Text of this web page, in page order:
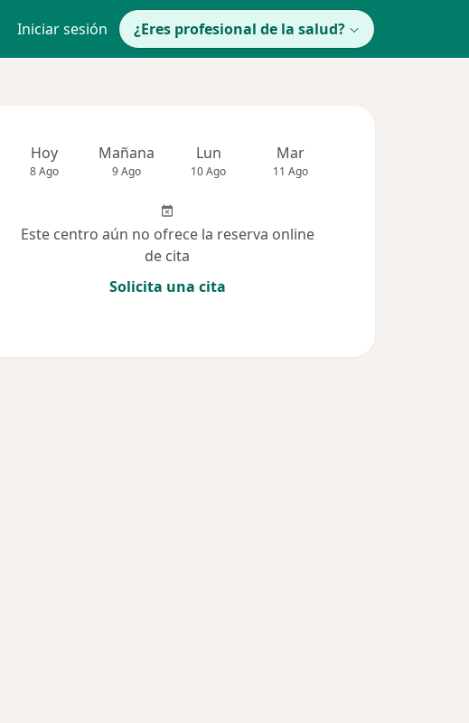
Iniciar sesión ¿Eres profesional de la salud?
Hoy
8 Ago
Mañana
9 Ago
Lun
10 Ago
Mar
11 Ago
Este centro aún no ofrece la reserva online
de cita
Solicita una cita